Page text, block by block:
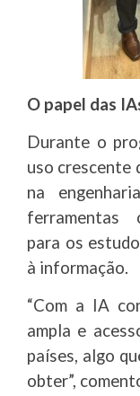
O papel das
Durante o
uso crescente
na
ferramentas
para os
à informação.
“Com a IA
ampla e
países, algo
obter”,